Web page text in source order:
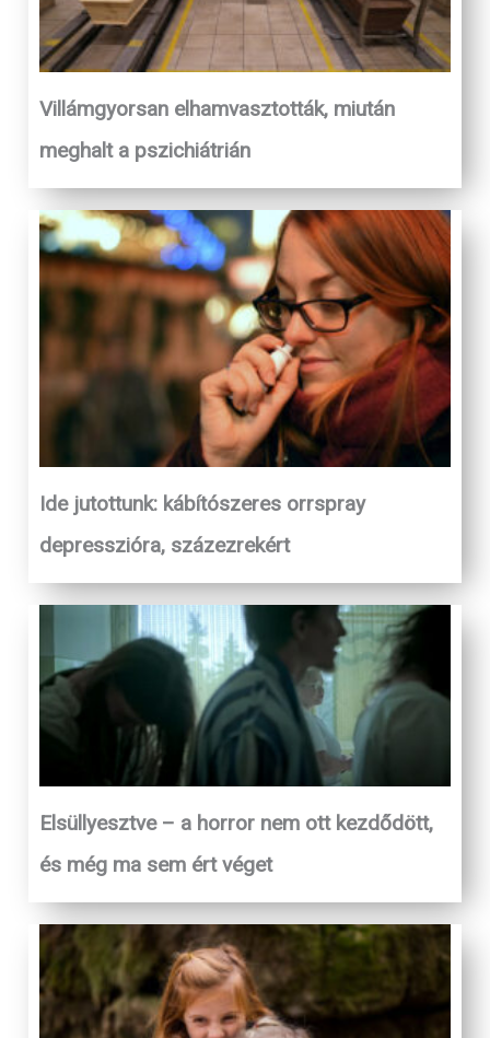
Villámgyorsan elhamvasztották, miután
meghalt a pszichiátrián
Ide jutottunk: kábítószeres orrspray
depresszióra, százezrekért
Elsüllyesztve – a horror nem ott kezdődött,
és még ma sem ért véget